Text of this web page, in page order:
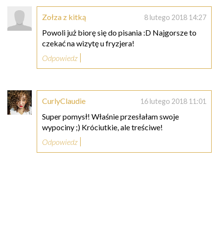
Zołza z kitką 8 lutego 2018 14:27
Powoli już biorę się do pisania :D Najgorsze to
czekać na wizytę u fryzjera!
Odpowiedz
CurlyClaudie 16 lutego 2018 11:01
Super pomysł! Właśnie przesłałam swoje
wypociny ;) Króciutkie, ale treściwe!
Odpowiedz